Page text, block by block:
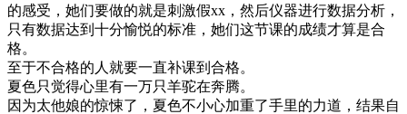
的感受，她们要做的就是刺激假xx，然后仪器进行数据分析，
只有数据达到十分愉悦的标准，她们这节课的成绩才算是合
格。
至于不合格的人就要一直补课到合格。
夏色只觉得心里有一万只羊驼在奔腾。
因为太他娘的惊悚了，夏色不小心加重了手里的力道，结果自